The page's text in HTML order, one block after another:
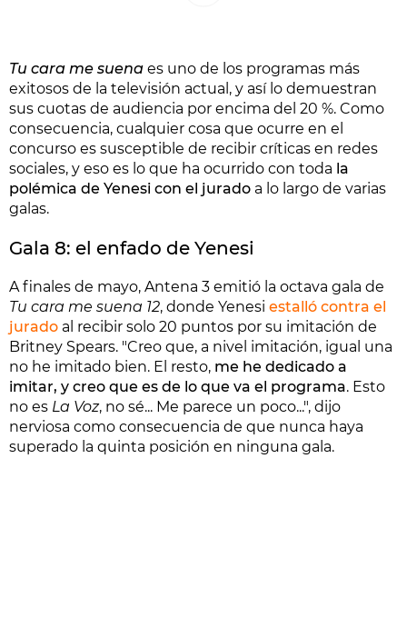
Tu cara me suena es uno de los programas más
exitosos de la televisión actual, y así lo demuestran
sus cuotas de audiencia por encima del 20 %. Como
consecuencia, cualquier cosa que ocurre en el
concurso es susceptible de recibir críticas en redes
sociales, y eso es lo que ha ocurrido con toda la
polémica de Yenesi con el jurado a lo largo de varias
galas.
Gala 8: el enfado de Yenesi
A finales de mayo, Antena 3 emitió la octava gala de
Tu cara me suena 12, donde Yenesi estalló contra el
jurado al recibir solo 20 puntos por su imitación de
Britney Spears. "Creo que, a nivel imitación, igual una
no he imitado bien. El resto, me he dedicado a
imitar, y creo que es de lo que va el programa. Esto
no es La Voz, no sé... Me parece un poco...", dijo
nerviosa como consecuencia de que nunca haya
superado la quinta posición en ninguna gala.